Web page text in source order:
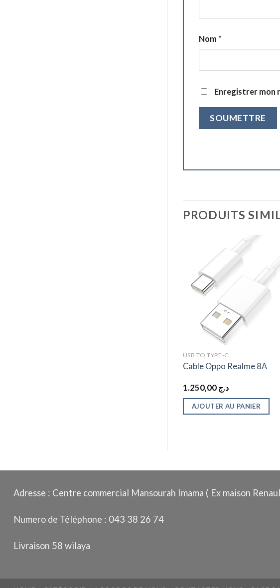
Nom *
Enregistrer mon
PRODUITS
USB TO TYPE-C
Cable Oppo Realme 8A
د.ج 1.250,00
AJOUTER AU PANIER
Adresse : Centre commercial Mansourah Imama ( Ex maison
Numero de Téléphone : 043 38 26 74
Livraison 58 wilaya